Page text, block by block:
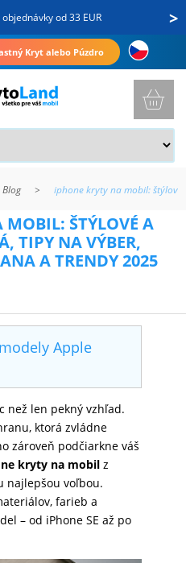
>
od 33 EUR
Kryt alebo Púzdro
MOBIL: ŠTÝLOVÉ A
TIPY NA VÝBER,
A TRENDY 2025
Apple
než len pekný vzhľad.
ktorá zvládne
zároveň podčiarkne váš
kryty na mobilz
najlepšou voľbou.
farieb a
– od iPhone SE až po
Blog > iphone kryty na mobil: